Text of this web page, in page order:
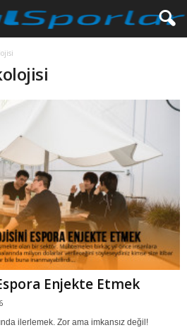
Enjekte Etmek
ilerlemek. Zor ama imkansız değil!